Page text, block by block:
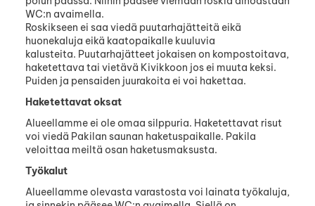
WC:n avaimella.
Roskikseen ei saa viedä puutarhajätteitä eikä
huonekaluja eikä kaatopaikalle kuuluvia
kalusteita. Puutarhajätteet jokaisen on kompostoitava,
haketettava tai vietävä Kivikkoon jos ei muuta keksi.
Puiden ja pensaiden juurakoita ei voi hakettaa.
Haketettavat oksat
Alueellamme ei ole omaa silppuria. Haketettavat risut
voi viedä Pakilan saunan haketuspaikalle. Pakila
veloittaa meiltä osan haketusmaksusta.
Työkalut
Alueellamme olevasta varastosta voi lainata työkaluja,